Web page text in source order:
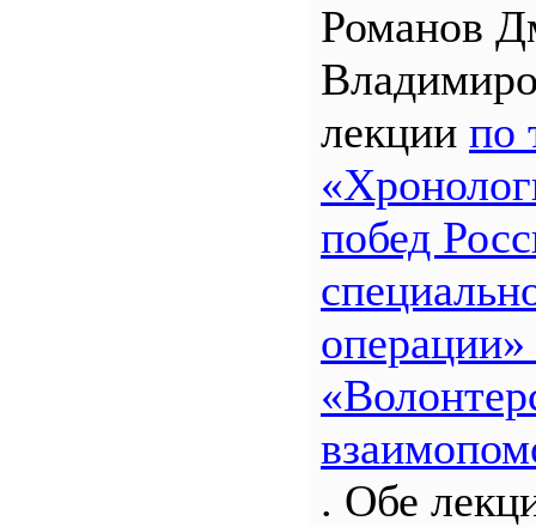
Романов
лекции по
побед
. Обе